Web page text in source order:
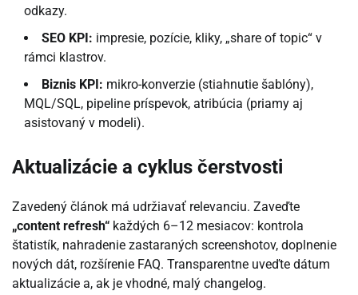
odkazy.
SEO KPI: impresie, pozície, kliky, „share of topic“ v
rámci klastrov.
Biznis KPI: mikro-konverzie (stiahnutie šablóny),
MQL/SQL, pipeline príspevok, atribúcia (priamy aj
asistovaný v modeli).
Aktualizácie a cyklus čerstvosti
Zavedený článok má udržiavať relevanciu. Zaveďte
„content refresh“ každých 6–12 mesiacov: kontrola
štatistík, nahradenie zastaraných screenshotov, doplnenie
nových dát, rozšírenie FAQ. Transparentne uveďte dátum
aktualizácie a, ak je vhodné, malý changelog.